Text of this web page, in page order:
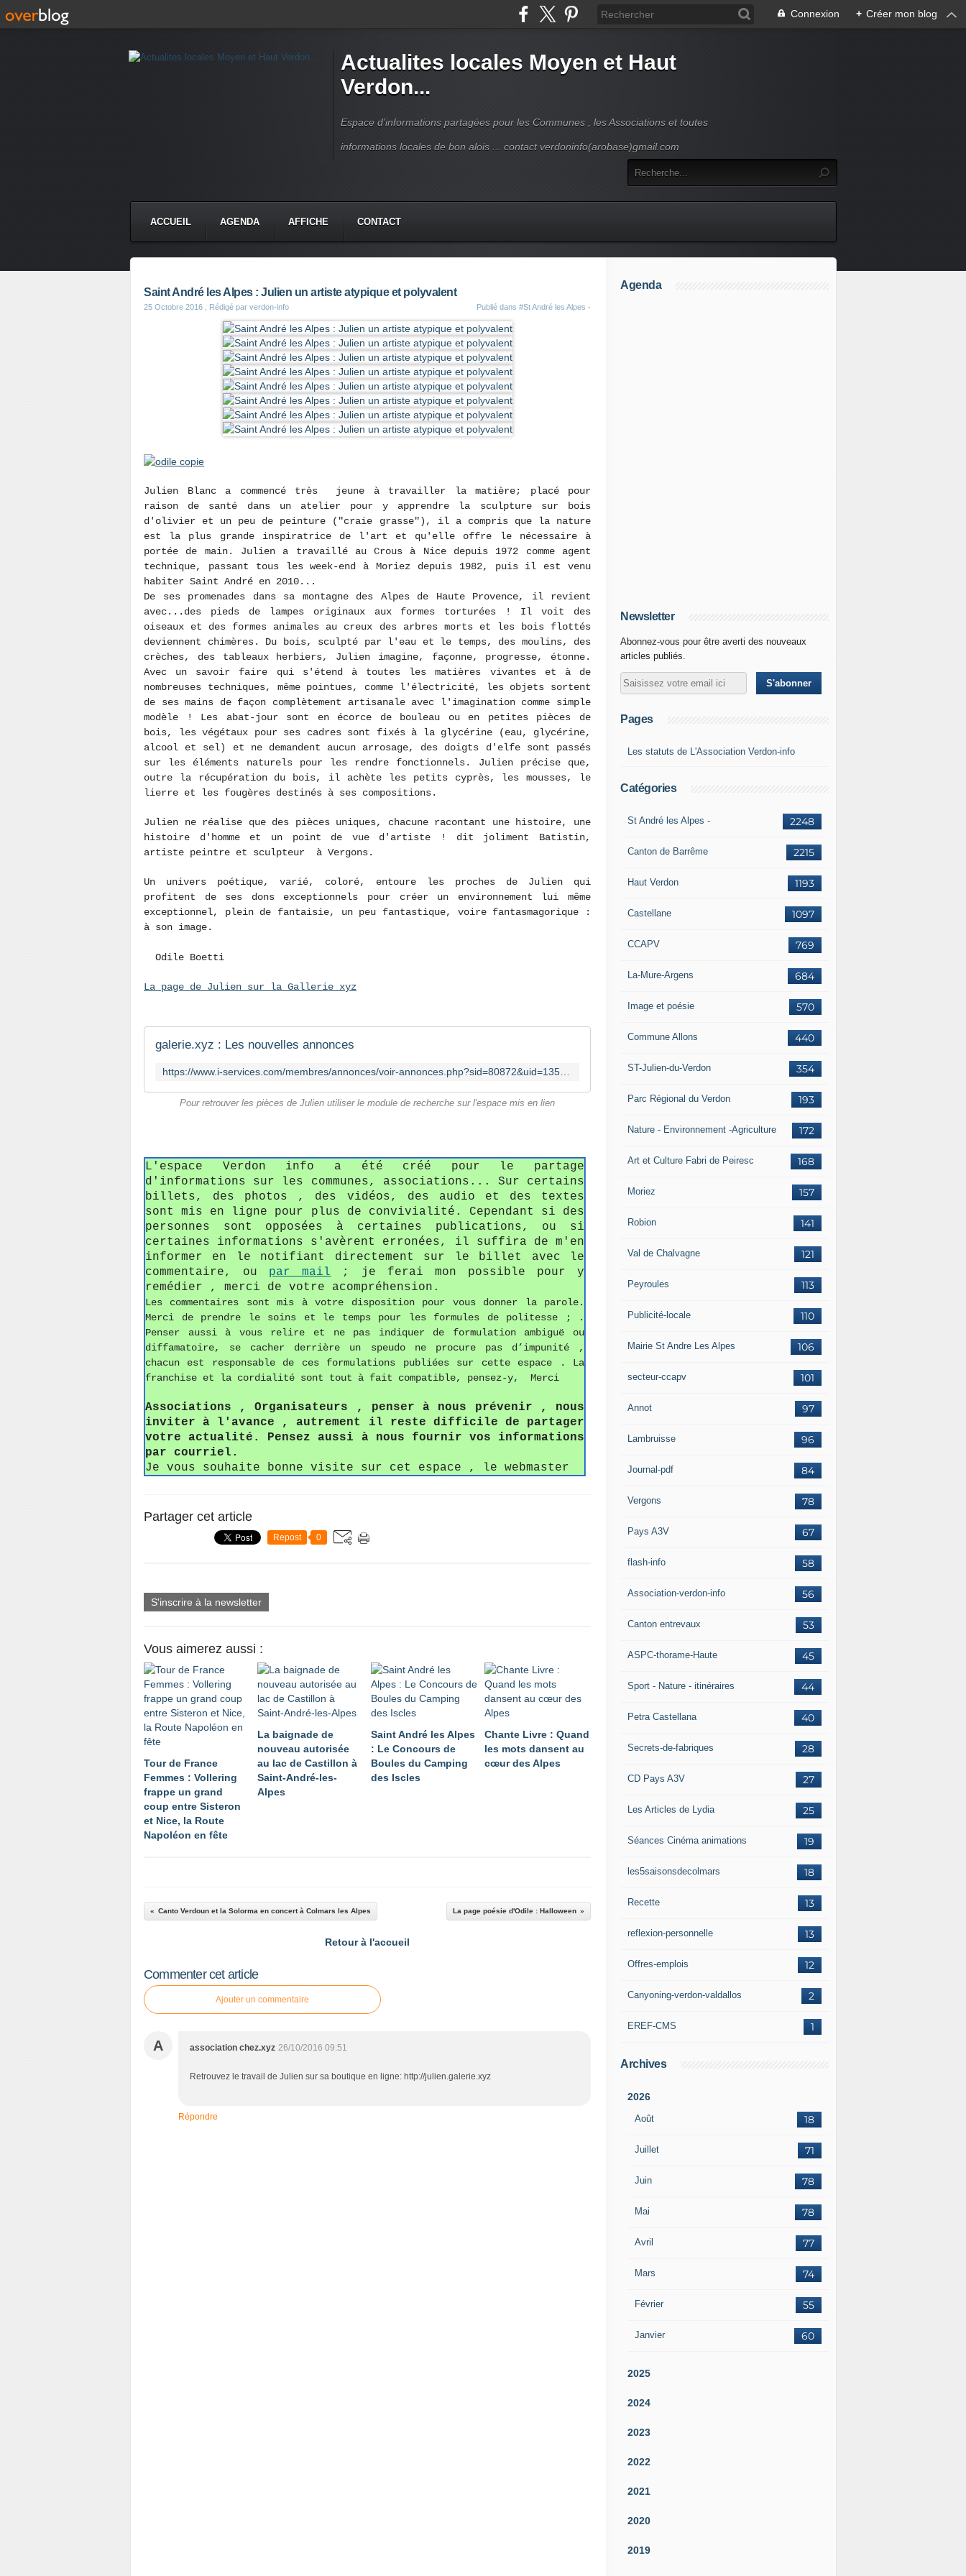
Connexion + Créer mon blog
Actualites locales Moyen et Haut
Verdon...
Espace d'informations partagées pour les Communes , les Associations et toutes
informations locales de bon alois ... contact verdoninfo(arobase)gmail.com
ACCUEIL AGENDA AFFICHE CONTACT
Saint André les Alpes : Julien un artiste atypique et polyvalent
25 Octobre 2016 , Rédigé par verdon-info Publié dans #St André les Alpes -
Julien Blanc a commencé très jeune à travailler la matière; placé pour
raison de santé dans un atelier pour y apprendre la sculpture sur bois
d'olivier et un peu de peinture ("craie grasse"), il a compris que la nature
est la plus grande inspiratrice de l'art et qu'elle offre le nécessaire à
portée de main. Julien a travaillé au Crous à Nice depuis 1972 comme agent
technique, passant tous les week-end à Moriez depuis 1982, puis il est venu
habiter Saint André en 2010...
De ses promenades dans sa montagne des Alpes de Haute Provence, il revient
avec...des pieds de lampes originaux aux formes torturées ! Il voit des
oiseaux et des formes animales au creux des arbres morts et les bois flottés
deviennent chimères. Du bois, sculpté par l'eau et le temps, des moulins, des
crèches, des tableaux herbiers, Julien imagine, façonne, progresse, étonne.
Avec un savoir faire qui s'étend à toutes les matières vivantes et à de
nombreuses techniques, même pointues, comme l'électricité, les objets sortent
de ses mains de façon complètement artisanale avec l'imagination comme simple
modèle ! Les abat-jour sont en écorce de bouleau ou en petites pièces de
bois, les végétaux pour ses cadres sont fixés à la glycérine (eau, glycérine,
alcool et sel) et ne demandent aucun arrosage, des doigts d'elfe sont passés
sur les éléments naturels pour les rendre fonctionnels. Julien précise que,
outre la récupération du bois, il achète les petits cyprès, les mousses, le
lierre et les fougères destinés à ses compositions.
Julien ne réalise que des pièces uniques, chacune racontant une histoire, une
histoire d'homme et un point de vue d'artiste ! dit joliment Batistin,
artiste peintre et sculpteur à Vergons.
Un univers poétique, varié, coloré, entoure les proches de Julien qui
profitent de ses dons exceptionnels pour créer un environnement lui même
exceptionnel, plein de fantaisie, un peu fantastique, voire fantasmagorique :
à son image.
Odile Boetti
La page de Julien sur la Gallerie xyz
galerie.xyz : Les nouvelles annonces
Pour retrouver les pièces de Julien utiliser le module de recherche sur l'espace mis en lien
L'espace Verdon info a été créé pour le partage
d'informations sur les communes, associations... Sur certains
billets, des photos , des vidéos, des audio et des textes
sont mis en ligne pour plus de convivialité. Cependant si des
personnes sont opposées à certaines publications, ou si
certaines informations s'avèrent erronées, il suffira de m'en
informer en le notifiant directement sur le billet avec le
commentaire, ou par mail ; je ferai mon possible pour y
remédier , merci de votre acompréhension.
Les commentaires sont mis à votre disposition pour vous donner la parole.
Merci de prendre le soins et le temps pour les formules de politesse ; .
Penser aussi à vous relire et ne pas indiquer de formulation ambiguë ou
diffamatoire, se cacher derrière un speudo ne procure pas d’impunité ,
chacun est responsable de ces formulations publiées sur cette espace . La
franchise et la cordialité sont tout à fait compatible, pensez-y, Merci
Associations , Organisateurs , penser à nous prévenir , nous
inviter à l'avance , autrement il reste difficile de partager
votre actualité. Pensez aussi à nous fournir vos informations
par courriel.
Je vous souhaite bonne visite sur cet espace , le webmaster
Partager cet article
Repost 0
S'inscrire à la newsletter
Vous aimerez aussi :
Tour de France
Femmes : Vollering
frappe un grand
coup entre Sisteron
et Nice, la Route
Napoléon en fête
La baignade de
nouveau autorisée
au lac de Castillon à
Saint-André-les-
Alpes
Saint André les Alpes
: Le Concours de
Boules du Camping
des Iscles
Chante Livre : Quand
les mots dansent au
cœur des Alpes
Canto Verdoun et la Solorma en concert à Colmars les Alpes La page poésie d'Odile : Halloween
Retour à l'accueil
Commenter cet article
Ajouter un commentaire
A association chez.xyz 26/10/2016 09:51
Retrouvez le travail de Julien sur sa boutique en ligne: http://julien.galerie.xyz
Répondre
Agenda
Newsletter
Abonnez-vous pour être averti des nouveaux
articles publiés.
Pages
Les statuts de L'Association Verdon-info
Catégories
2248
St André les Alpes -
2215
Canton de Barrême
1193
Haut Verdon
1097
Castellane
769
CCAPV
684
La-Mure-Argens
570
Image et poésie
440
Commune Allons
354
ST-Julien-du-Verdon
193
Parc Régional du Verdon
172
Nature - Environnement -Agriculture
168
Art et Culture Fabri de Peiresc
157
Moriez
141
Robion
121
Val de Chalvagne
113
Peyroules
110
Publicité-locale
106
Mairie St Andre Les Alpes
101
secteur-ccapv
97
Annot
96
Lambruisse
84
Journal-pdf
78
Vergons
67
Pays A3V
58
flash-info
56
Association-verdon-info
53
Canton entrevaux
45
ASPC-thorame-Haute
44
Sport - Nature - itinéraires
40
Petra Castellana
28
Secrets-de-fabriques
27
CD Pays A3V
25
Les Articles de Lydia
19
Séances Cinéma animations
18
les5saisonsdecolmars
13
Recette
13
reflexion-personnelle
12
Offres-emplois
2
Canyoning-verdon-valdallos
1
EREF-CMS
Archives
2026
Août 18
Juillet 71
Juin 78
Mai 78
Avril 77
Mars 74
Février 55
Janvier 60
2025
2024
2023
2022
2021
2020
2019